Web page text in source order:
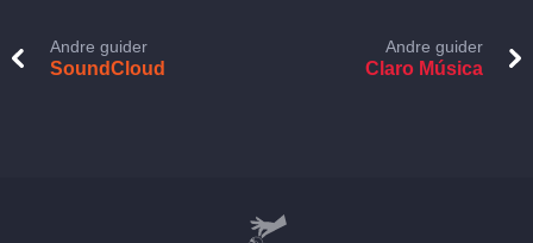
Andre guider
SoundCloud
Andre guider
Claro Música